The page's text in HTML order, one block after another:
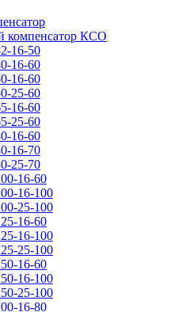
компенсатор КСО
16-50
16-60
16-60
25-60
16-60
25-60
16-60
16-70
25-70
16-60
16-100
25-100
16-60
16-100
25-100
16-60
16-100
25-100
16-80